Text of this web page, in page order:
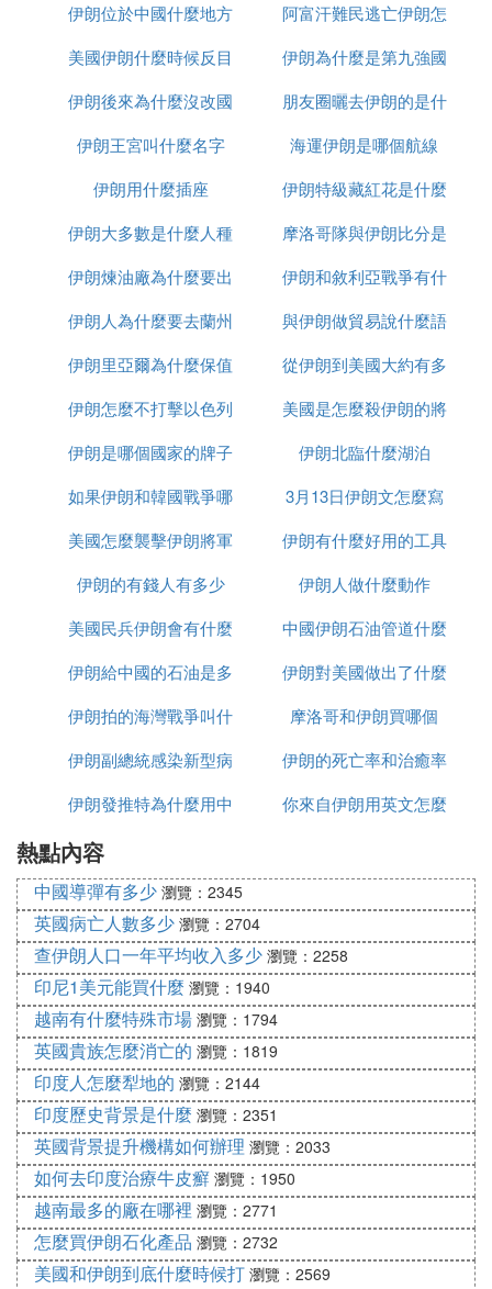
迪內賈德和魯哈尼兩位總統均是按照最高領袖哈梅內
伊的意願而上任。
哈梅內伊反感艾哈邁迪內賈德的平民形象和政治口
號，因此否決了艾哈邁迪內賈德的參選資格，並最終
因涉嫌煽動騷亂將其逮捕。
則為象徵性的角色。這種體制在伊朗歷史上形成，通
過伊斯蘭革命和憲法的制定得以確立。
❸ 伊朗最高精神領袖到底是什麼為什麼他
的權力比總統還大
伊朗的政體特殊，採用政教合一模式，由什葉派教士
掌控國家核心權力，教士首領即最高精神領袖掌握軍
權和決策權，民選總統僅作為決策執行者。這一模式
在現代世界獨一無二。
這種模式在伊朗歷史上有著復雜背景。在伊斯蘭革命
化影響廣泛。然而，革命後伊朗急速轉向政教合一體
制，成為中東地區唯一的政教合一國家。
伊朗政體的逆轉原因包括地緣政治壓力、社會矛盾激
化以及對美國的傳統盟友關系的轉變。1979年伊斯蘭
革命爆發，推翻了巴列維王朝，伊朗轉向政教合一的
伊斯蘭共和國。
伊朗伊斯蘭共和國面對的外部壓力，包括與蘇聯的緊
張關系、阿拉伯國家的攻擊和美國的制裁。兩伊戰爭
的爆發加劇了伊朗的危機。為應對這些挑戰，伊朗內
部資源被集中利用，通過思想動員，激發民眾對國家
的支持。
伊斯蘭革命後，伊朗轉向政教合一的體制，通過宗教
手段最大限度地動員社會資源，以增強國家實力和應
對外部威脅。這一模式在伊朗國內得到了廣泛的接受
和應用。
伊朗政體的特殊性體現在其地緣政治背景和戰略考量
上。在與阿拉伯國家的博弈中，伊朗利用宗教認同作
為政治工具，以爭取敘利亞、伊拉克等國的支持。政
教合一的體制有助於在中東地區構建什葉派聯盟，對
抗遜尼派國家。
候打
伊朗位於中國什麼地方
阿富汗難民逃亡伊朗怎
麼辦
美國伊朗什麼時候反目
伊朗為什麼是第九強國
伊朗後來為什麼沒改國
名
朋友圈曬去伊朗的是什
麼梗
伊朗王宮叫什麼名字
海運伊朗是哪個航線
伊朗用什麼插座
伊朗特級藏紅花是什麼
伊朗大多數是什麼人種
摩洛哥隊與伊朗比分是
多少
伊朗煉油廠為什麼要出
售
伊朗和敘利亞戰爭有什
麼區別
伊朗人為什麼要去蘭州
與伊朗做貿易說什麼語
種
伊朗里亞爾為什麼保值
從伊朗到美國大約有多
少千米
伊朗怎麼不打擊以色列
美國是怎麼殺伊朗的將
軍的
伊朗是哪個國家的牌子
伊朗北臨什麼湖泊
如果伊朗和韓國戰爭哪
個贏
3月13日伊朗文怎麼寫
美國怎麼襲擊伊朗將軍
的
伊朗有什麼好用的工具
伊朗的有錢人有多少
伊朗人做什麼動作
美國民兵伊朗會有什麼
反應
中國伊朗石油管道什麼
時候建完
伊朗給中國的石油是多
少一桶
伊朗對美國做出了什麼
反應
伊朗拍的海灣戰爭叫什
麼名字
摩洛哥和伊朗買哪個
伊朗副總統感染新型病
毒有多少
伊朗的死亡率和治癒率
為什麼都高
伊朗發推特為什麼用中
你來自伊朗用英文怎麼
熱點內容
中國導彈有多少 瀏覽：2345
英國病亡人數多少 瀏覽：2704
查伊朗人口一年平均收入多少 瀏覽：2258
印尼1美元能買什麼 瀏覽：1940
越南有什麼特殊市場 瀏覽：1794
英國貴族怎麼消亡的 瀏覽：1819
印度人怎麼犁地的 瀏覽：2144
印度歷史背景是什麼 瀏覽：2351
英國背景提升機構如何辦理 瀏覽：2033
如何去印度治療牛皮癬 瀏覽：1950
越南最多的廠在哪裡 瀏覽：2771
怎麼買伊朗石化產品 瀏覽：2732
美國和伊朗到底什麼時候打 瀏覽：2569